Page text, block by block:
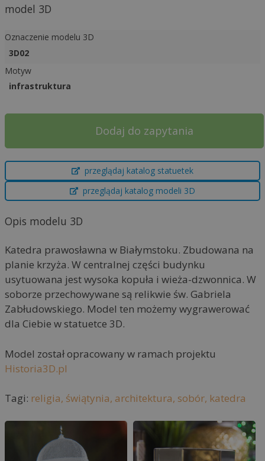
model 3D
Oznaczenie modelu 3D
3D02
Motyw
infrastruktura
Dodaj do zapytania
A
t
e
r
a
t
i
v
e
:
przeglądaj katalog statuetek
przeglądaj katalog modeli 3D
Opis modelu 3D
Katedra prawosławna w Białymstoku. Zbudowana na
planie krzyża. W centralnej części budynku
usytuowana jest wysoka kopuła i wieża-dzwonnica. W
soborze przechowywane są relikwie św. Gabriela
Zabłudowskiego. Model ten możemy wygrawerować
dla Ciebie w statuetce 3D.
Model został opracowany w ramach projektu
Historia3D.pl
Tagi: religia, świątynia, architektura, sobór, katedra